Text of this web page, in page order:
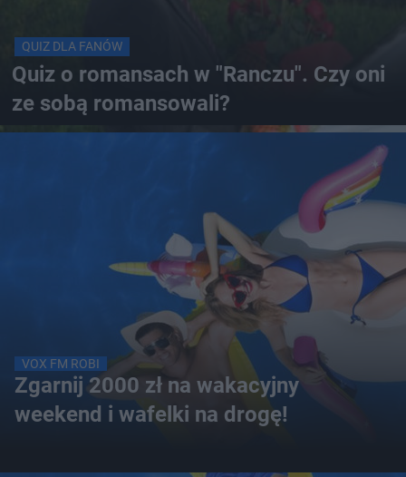
QUIZ DLA FANÓW
Quiz o romansach w "Ranczu". Czy oni
ze sobą romansowali?
VOX FM ROBI
Zgarnij 2000 zł na wakacyjny
weekend i wafelki na drogę!